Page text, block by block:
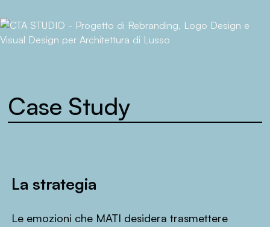
Case Study
La strategia
Le emozioni che MATI desidera trasmettere